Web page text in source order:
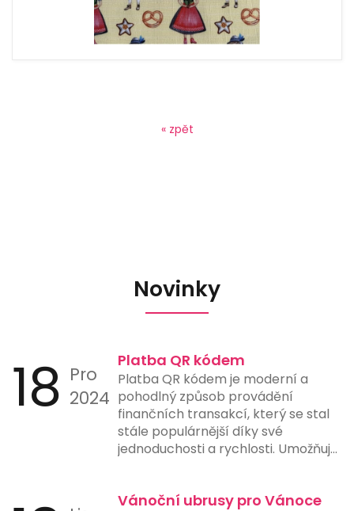
« zpět
Novinky
18 Pro
2024
Platba QR kódem
Platba QR kódem je moderní a
pohodlný způsob provádění
finančních transakcí, který se stal
stále populárnější díky své
jednoduchosti a rychlosti. Umožňuje
chytrého telefonu nebo jiného
Vánoční ubrusy pro Vánoce